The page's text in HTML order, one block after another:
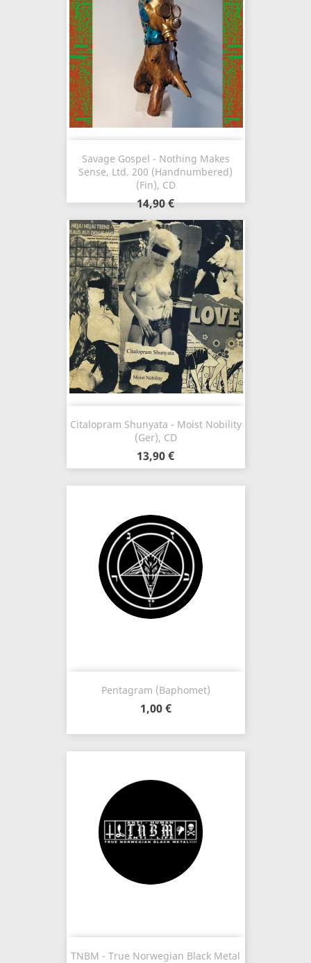
Savage Gospel - Nothing Makes
Sense, Ltd. 200 (Handnumbered)
(Fin), CD
14,90 €
Citalopram Shunyata - Moist Nobility
(Ger), CD
13,90 €
Pentagram (Baphomet)
1,00 €
TNBM - True Norwegian Black Metal